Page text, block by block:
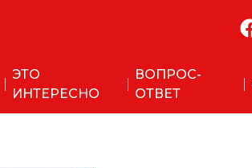
ЭТО
ИНТЕРЕСНО
ВОПРОС-
ОТВЕТ